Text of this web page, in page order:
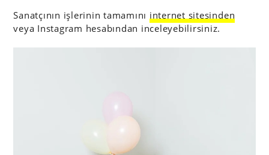
Sanatçının işlerinin tamamını internet sitesinden
veya Instagram hesabından inceleyebilirsiniz.